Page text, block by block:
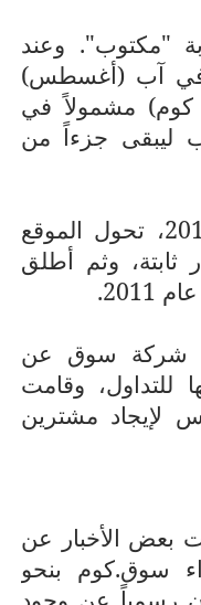
"مكتوب". وعند
آب (أغسطس)
كوم) مشمولاً في
ليبقى جزءاً من
بعد ذلك، وفي أوائل عام 2011، تحول الموقع
ثابتة، وثم أطلق
أعلنت شركة سوق عن
أسهمها للتداول، وقامت
لإيجاد مشترين
2016، انتشرت بعض الأخبار عن
سوق.كوم بنحو